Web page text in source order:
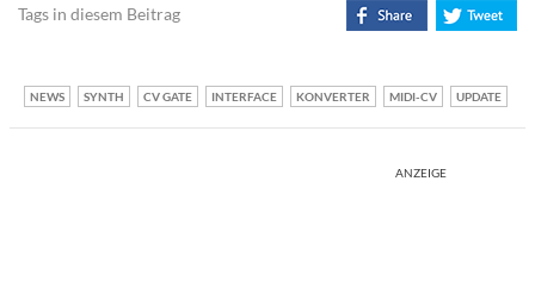
Tags in diesem Beitrag
NEWS SYNTH CV GATE INTERFACE KONVERTER MIDI-CV UPDATE
ANZEIGE